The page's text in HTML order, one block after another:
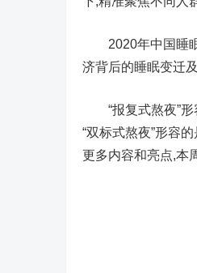
2020年中国睡眠
济背后的睡眠变迁
“报复式熬夜”形
“双标式熬夜”形容
更多内容和亮点,本